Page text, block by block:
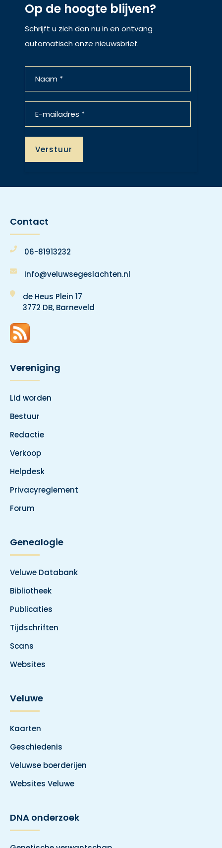
Op de hoogte blijven?
Schrijft u zich dan nu in en ontvang
automatisch onze nieuwsbrief.
Contact
06-81913232
Info@veluwsegeslachten.nl
de Heus Plein 17
3772 DB, Barneveld
Vereniging
Lid worden
Bestuur
Redactie
Verkoop
Helpdesk
Privacyreglement
Forum
Genealogie
Veluwe Databank
Bibliotheek
Publicaties
Tijdschriften
Scans
Websites
Veluwe
Kaarten
Geschiedenis
Veluwse boerderijen
Websites Veluwe
DNA onderzoek